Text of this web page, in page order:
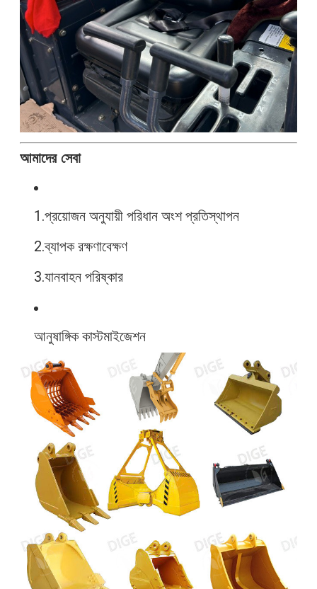
আমাদের সেবা
1.প্রয়োজন অনুযায়ী পরিধান অংশ প্রতিস্থাপন
2.ব্যাপক রক্ষণাবেক্ষণ
3.যানবাহন পরিষ্কার
আনুষাঙ্গিক কাস্টমাইজেশন